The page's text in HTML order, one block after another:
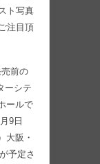
ト写真
注目頂
前の
ーシテ
ールで
9日
大阪・
予定さ